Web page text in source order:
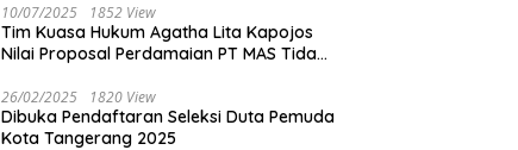
10/07/2025 1852 View
Tim Kuasa Hukum Agatha Lita Kapojos
Nilai Proposal Perdamaian PT MAS Tidak
26/02/2025 1820 View
Dibuka Pendaftaran Seleksi Duta Pemuda
Kota Tangerang 2025